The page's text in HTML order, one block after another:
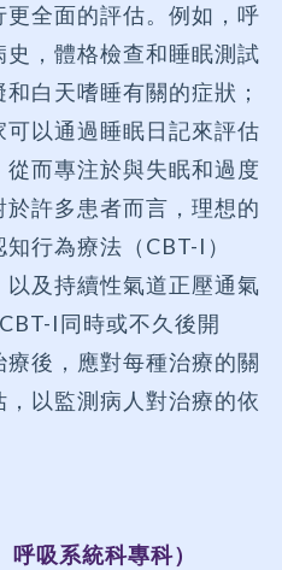
全面的評估。例如，呼
，體格檢查和睡眠測試
白天嗜睡有關的症狀；
以通過睡眠日記來評估
而專注於與失眠和過度
許多患者而言，理想的
行為療法（CBT-I）
以及持續性氣道正壓通氣
I同時或不久後開
後，應對每種治療的關
以監測病人對治療的依
吸系統科專科）